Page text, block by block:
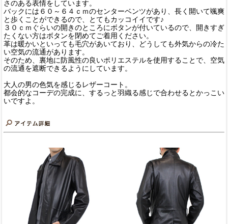
さのある表情をしています。
バックには６０～６４ｃｍのセンターベンツがあり、長く開いて颯爽
と歩くことができるので、とてもカッコイイです♪
３０ｃｍぐらいの開きのところにボタンが付いているので、開きすぎ
たくない方はボタンを閉めてご着用ください。
革は暖かいといっても毛穴があいており、どうしても外気からの冷た
い空気の流通があります。
そのため、裏地に防風性の良いポリエステルを使用することで、空気
の流通を遮断できるようにしています。
大人の男の色気を感じるレザーコート。
都会的なコーデの完成に、するっと羽織る感じで合わせるとかっこい
いですよ。